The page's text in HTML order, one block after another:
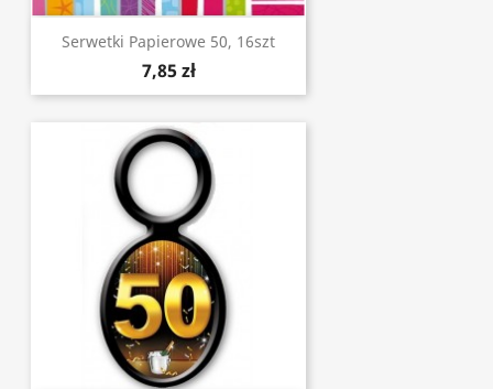
Serwetki Papierowe 50, 16szt
7,85 zł